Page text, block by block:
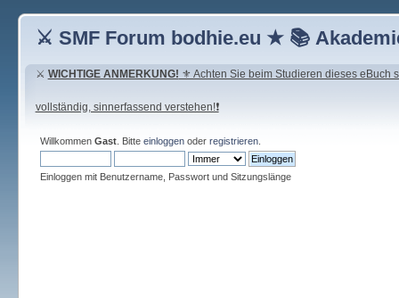
⚔ SMF Forum bodhie.eu ★ 📚
⚔ WICHTIGE ANMERKUNG! ⚜ Achten Sie beim Studieren dieses eBuch
vollständig, sinnerfassend verstehen!❗
Willkommen Gast. Bitte einloggenoder registrieren.
Einloggen mit Benutzername, Passwort und Sitzungslänge